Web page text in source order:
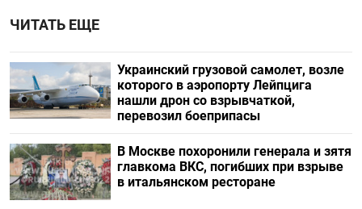
ЧИТАТЬ ЕЩЕ
Украинский грузовой самолет, возле
которого в аэропорту Лейпцига
нашли дрон со взрывчаткой,
перевозил боеприпасы
В Москве похоронили генерала и зятя
главкома ВКС, погибших при взрыве
в итальянском ресторане